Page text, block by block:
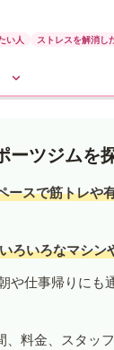
い人 ストレスを解消し
ーツジムを
ースで筋トレや
いろいろなマシン
や仕事帰りにも
料金、スタッ